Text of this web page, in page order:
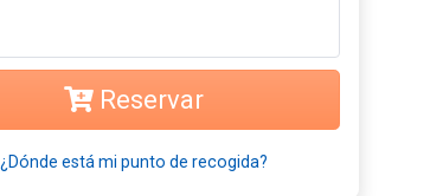
Reservar
¿Dónde está mi punto de recogida?